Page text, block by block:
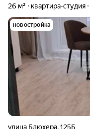
26 м² квартира-студия
новостройка
улица Блюхера,125Б